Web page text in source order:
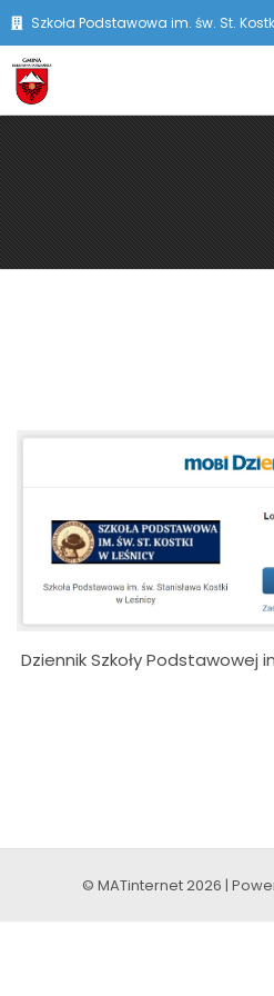
Szkoła Podstawowa im. św. St.
Dziennik Szkoły Podstawowej
© MATinternet 2026 |